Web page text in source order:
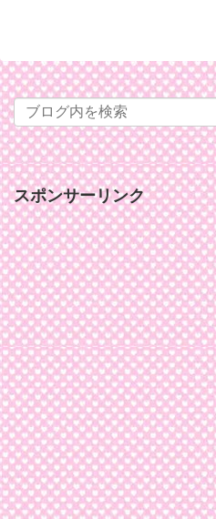
スポンサーリンク